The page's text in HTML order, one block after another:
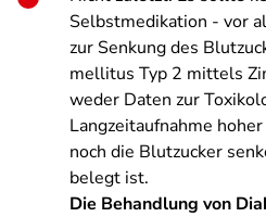
Selbstmedikation - vor
zur Senkung des
mellitus Typ 2 mittels
weder Daten zur
Langzeitaufnahme
noch die Blutzucker
belegt ist.
Die Behandlung von